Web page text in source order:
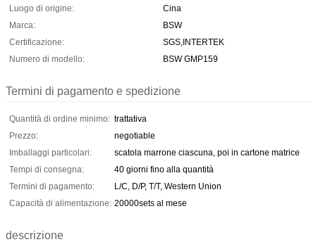
Luogo di origine:
Cina
Marca:
BSW
Certificazione:
SGS,INTERTEK
Numero di modello:
BSW GMP159
Termini di pagamento e spedizione
Quantità di ordine minimo: trattativa
Prezzo:
negotiable
Imballaggi particolari:
scatola marrone ciascuna, poi in cartone matrice
Tempi di consegna:
40 giorni fino alla quantità
Termini di pagamento:
L/C, D/P, T/T, Western Union
Capacità di alimentazione: 20000sets al mese
descrizione